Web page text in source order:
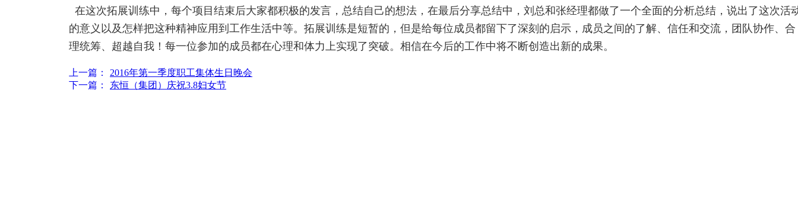
在这次拓展训练中，每个项目结束后大家都积极的发言，总结自己的想法，在最后分享总结中，刘总和张经理都做了一个全面的分析总结，说出了这次活
的意义以及怎样把这种精神应用到工作生活中等。拓展训练是短暂的，但是给每位成员都留下了深刻的启示，成员之间的了解、信任和交流，团队协作、合
理统筹、超越自我！每一位参加的成员都在心理和体力上实现了突破。相信在今后的工作中将不断创造出新的成果。
上一篇：
2016年第一季度职工集体生日晚会
下一篇：
东恒（集团）庆祝3.8妇女节